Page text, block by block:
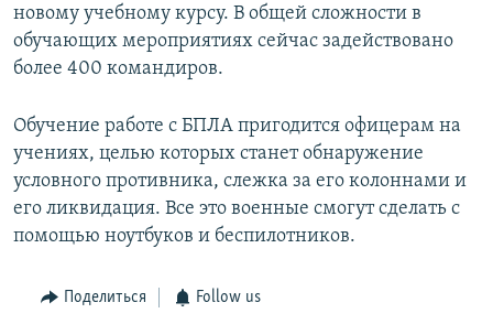
Все сайты Радио Азатутюн
новому учебному курсу. В общей сложности в
обучающих мероприятиях сейчас задействовано
более 400 командиров.
Обучение работе с БПЛА пригодится офицерам на
учениях, целью которых станет обнаружение
условного противника, слежка за его колоннами и
его ликвидация. Все это военные смогут сделать с
помощью ноутбуков и беспилотников.
Поделиться Follow us